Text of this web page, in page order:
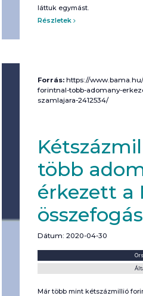
láttuk egymást.
Részletek
Forrás: https://
forintnal-tobb-adomany-
szamlajara-2412534/
több
érkezett a
Dátum: 2020-04-30
Már több mint kétszázmillió